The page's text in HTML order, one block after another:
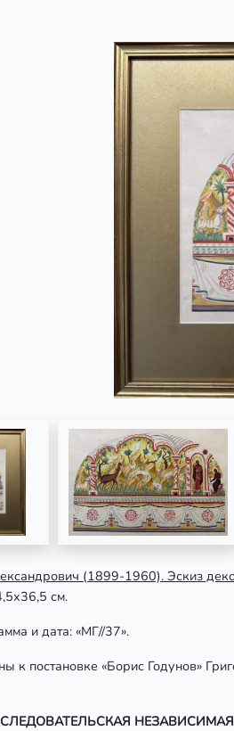
(1899-1960). Эскиз
см.
и дата: «МГ//37».
к постановке «Борис Годунов»